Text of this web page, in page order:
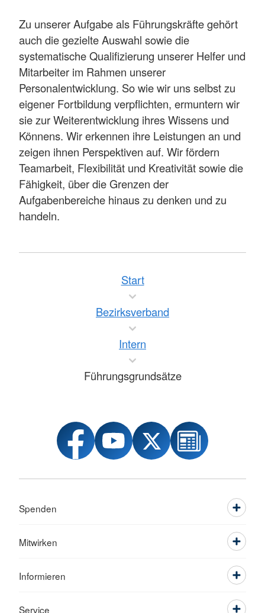
Zu unserer Aufgabe als Führungskräfte gehört
auch die gezielte Auswahl sowie die
systematische Qualifizierung unserer Helfer und
Mitarbeiter im Rahmen unserer
Personalentwicklung. So wie wir uns selbst zu
eigener Fortbildung verpflichten, ermuntern wir
sie zur Weiterentwicklung ihres Wissens und
Könnens. Wir erkennen ihre Leistungen an und
zeigen ihnen Perspektiven auf. Wir fördern
Teamarbeit, Flexibilität und Kreativität sowie die
Fähigkeit, über die Grenzen der
Aufgabenbereiche hinaus zu denken und zu
handeln.
Start
Bezirksverband
Intern
Führungsgrundsätze
Spenden
Mitwirken
Informieren
Service